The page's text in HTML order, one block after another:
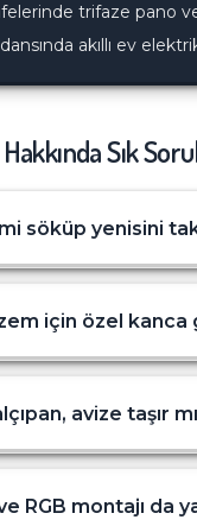
trifaze pano ve
akıllı ev
Hakkında Sık
söküp yenisini
için özel kanca
avize taşır
RGB montajı da